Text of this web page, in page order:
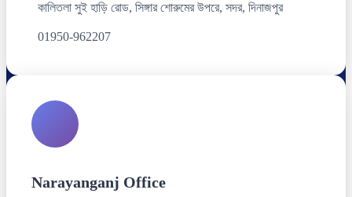
কালিতলা সুই হাড়ি রোড, সিঙ্গার শোরুমের উপরে, সদর, দিনাজপুর
01950-962207
Narayanganj Office